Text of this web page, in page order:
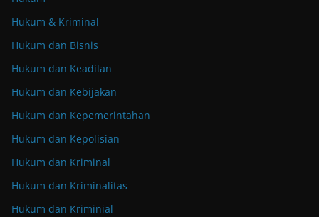
Hukum & Kriminal
Hukum dan Bisnis
Hukum dan Keadilan
Hukum dan Kebijakan
Hukum dan Kepemerintahan
Hukum dan Kepolisian
Hukum dan Kriminal
Hukum dan Kriminalitas
Hukum dan Kriminial